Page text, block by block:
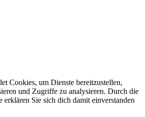
Cookies, um Dienste bereitzustellen,
und Zugriffe zu analysieren. Durch die
erklären Sie sich dich damit einverstanden